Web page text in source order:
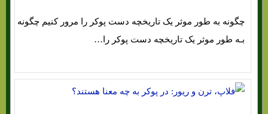
چگونه به طور موثر یک تاریخچه دست پوکر را مرور کنیم چگونه
بـه طور موثر یک تاریخچه دست پوکر را…